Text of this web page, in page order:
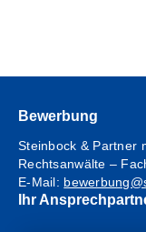
Bewerbung
Steinbock & Partner
Rechtsanwälte –
E-Mail:
Ihr